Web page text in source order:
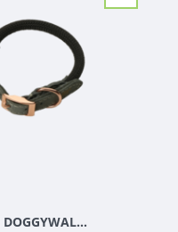
PET-JOY THE DOGGYWALKER COLLARE DARK GREY